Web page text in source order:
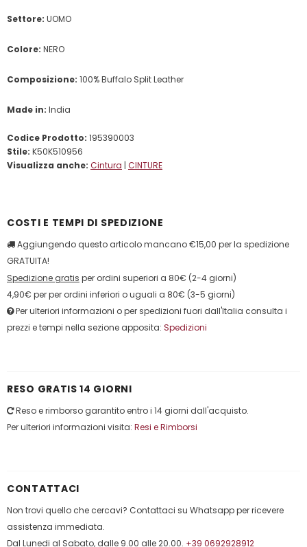
Settore: UOMO
Colore: NERO
Composizione: 100% Buffalo Split Leather
Made in: India
Codice Prodotto: 195390003
Stile: K50K510956
Visualizza anche: Cintura | CINTURE
COSTI E TEMPI DI SPEDIZIONE
Aggiungendo questo articolo mancano €15,00 per la spedizione
GRATUITA!
Spedizione gratis per ordini superiori a 80€ (2-4 giorni)
4,90€ per per ordini inferiori o uguali a 80€ (3-5 giorni)
Per ulteriori informazioni o per spedizioni fuori dall'Italia consulta i
prezzi e tempi nella sezione apposita: Spedizioni
RESO GRATIS 14 GIORNI
Reso e rimborso garantito entro i 14 giorni dall'acquisto.
Per ulteriori informazioni visita: Resi e Rimborsi
CONTATTACI
Non trovi quello che cercavi? Contattaci su Whatsapp per ricevere
assistenza immediata.
Dal Lunedi al Sabato, dalle 9.00 alle 20.00. +39 0692928912